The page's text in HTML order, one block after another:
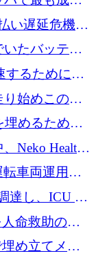
ー氏が発見
い遅延危機に
達
たバッテリ
る
するためにシ
始めこの国
る
埋めるために
Neko Health
車両運用を
達し、ICU の
の MDR 認
命救助の救
2,000 ユーロ
め立てメタ